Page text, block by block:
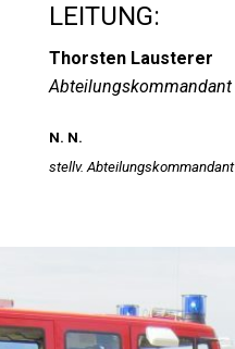
LEITUNG:
Thorsten Lausterer
Abteilungskommandant
N. N.
stellv. Abteilungskommandant